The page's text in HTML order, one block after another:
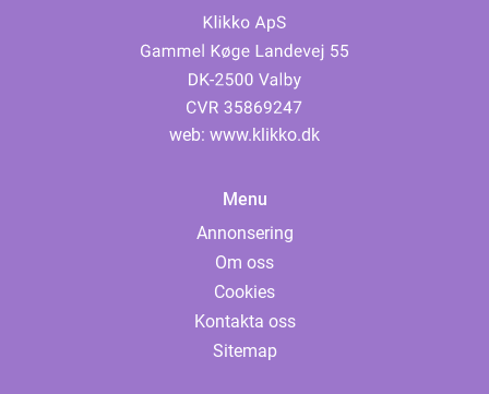
web: www.klikko.dk
Menu
Annonsering
Om oss
Cookies
Kontakta oss
Sitemap